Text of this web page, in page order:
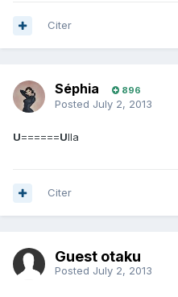
Citer
Séphia 896
Posted July 2, 2013
U======Ulla
Citer
Guest otaku
Posted July 2, 2013